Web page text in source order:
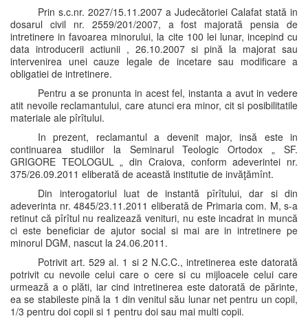
Prin s.c.nr. 2027/15.11.2007 a Judecătoriei Calafat stată in
dosarul civil nr. 2559/201/2007, a fost majorată pensia de
intretinere in favoarea minorului, la cite 100 lei lunar, incepind cu
data introducerii actiunii , 26.10.2007 si pină la majorat sau
intervenirea unei cauze legale de incetare sau modificare a
obligatiei de intretinere.
Pentru a se pronunta in acest fel, instanta a avut in vedere
atit nevoile reclamantului, care atunci era minor, cit si posibilitatile
materiale ale pîrîtului.
In prezent, reclamantul a devenit major, insă este in
continuarea studiilor la Seminarul Teologic Ortodox „ SF.
GRIGORE TEOLOGUL „ din Craiova, conform adeverintei nr.
375/26.09.2011 eliberată de această institutie de invăţămînt.
Din interogatoriul luat de instantă pîrîtului, dar si din
adeverinta nr. 4845/23.11.2011 eliberată de Primaria com. M, s-a
retinut că pîrîtul nu realizează venituri, nu este incadrat in muncă
ci este beneficiar de ajutor social si mai are in intretinere pe
minorul DGM, nascut la 24.06.2011.
Potrivit art. 529 al. 1 si 2 N.C.C., intretinerea este datorată
potrivit cu nevoile celui care o cere si cu mijloacele celui care
urmează a o plăti, iar cind intretinerea este datorată de părinte,
ea se stabileste pină la 1 din venitul său lunar net pentru un copil,
1/3 pentru doi copii si 1 pentru doi sau mai multi copii.